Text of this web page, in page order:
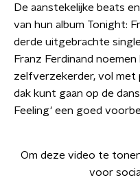
De aanstekelijke beats
van hun album Tonight:
derde uitgebrachte
Franz Ferdinand
zelfverzekerder, vol met
dak kunt gaan op de
Feeling' een goed
Om deze video te
voor